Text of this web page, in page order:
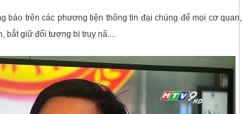
báo trên các phương tiện thông tin đại chúng để mọi cơ quan,
bắt giữ đối tượng bị truy nã....